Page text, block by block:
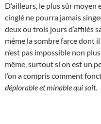
D’ailleurs, le plus sûr moyen
cinglé ne pourra jamais
deux ou trois jours d’affilés
même la sombre farce dont
n’est pas impossible non
même, surtout si on est un
l’on a compris comment
déplorable et minable qui soit.